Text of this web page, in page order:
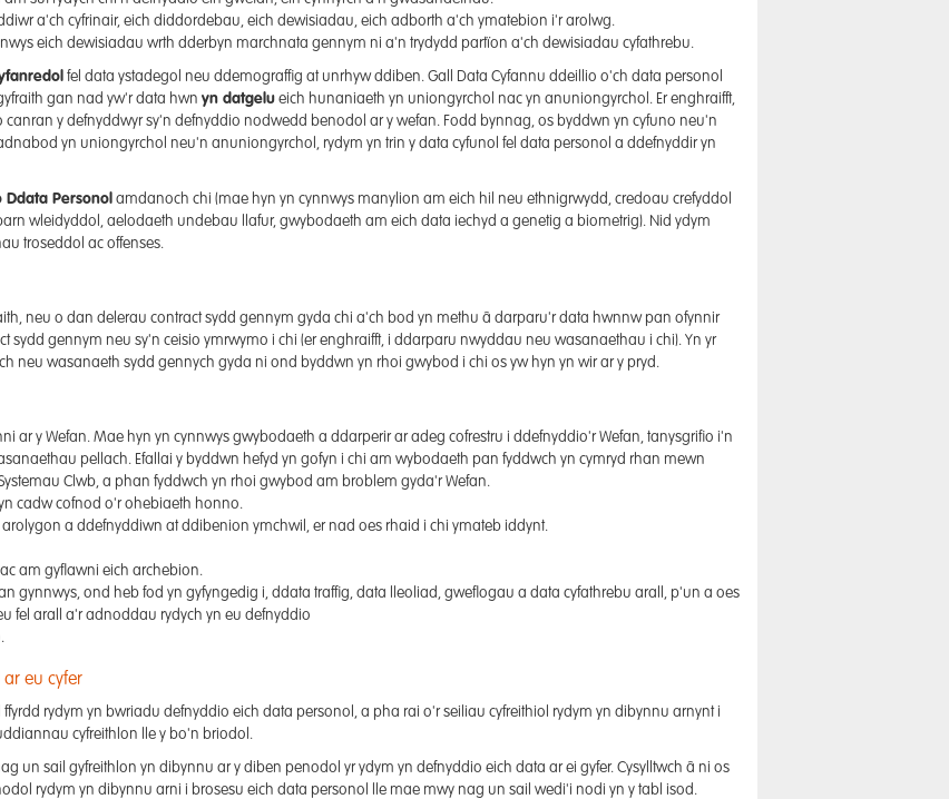
a'ch cyfrinair, eich diddordebau, eich dewisiadau, eich adborth a'ch ymatebion i'r arolwg.
eich dewisiadau wrth dderbyn marchnata gennym ni a'n trydydd partïon a'ch dewisiadau cyfathrebu.
fel data ystadegol neu ddemograffig at unrhyw ddiben. Gall Data Cyfannu ddeillio o'ch data personol
gan nad yw'r data hwn yn datgelu eich hunaniaeth yn uniongyrchol nac yn anuniongyrchol. Er enghraifft,
canran y defnyddwyr sy'n defnyddio nodwedd benodol ar y wefan. Fodd bynnag, os byddwn yn cyfuno neu'n
yn uniongyrchol neu'n anuniongyrchol, rydym yn trin y data cyfunol fel data personol a ddefnyddir yn
Personol amdanoch chi (mae hyn yn cynnwys manylion am eich hil neu ethnigrwydd, credoau crefyddol
wleidyddol, aelodaeth undebau llafur, gwybodaeth am eich data iechyd a genetig a biometrig). Nid ydym
troseddol ac offenses.
neu o dan delerau contract sydd gennym gyda chi a'ch bod yn methu â darparu'r data hwnnw pan ofynnir
gennym neu sy'n ceisio ymrwymo i chi (er enghraifft, i ddarparu nwyddau neu wasanaethau i chi). Yn yr
neu wasanaeth sydd gennych gyda ni ond byddwn yn rhoi gwybod i chi os yw hyn yn wir ar y pryd.
ar y Wefan. Mae hyn yn cynnwys gwybodaeth a ddarperir ar adeg cofrestru i ddefnyddio'r Wefan, tanysgrifio i'n
pellach. Efallai y byddwn hefyd yn gofyn i chi am wybodaeth pan fyddwch yn cymryd rhan mewn
Clwb, a phan fyddwch yn rhoi gwybod am broblem gyda'r Wefan.
cadw cofnod o'r ohebiaeth honno.
a ddefnyddiwn at ddibenion ymchwil, er nad oes rhaid i chi ymateb iddynt.
am gyflawni eich archebion.
gynnwys, ond heb fod yn gyfyngedig i, ddata traffig, data lleoliad, gweflogau a data cyfathrebu arall, p'un a oes
fel arall a'r adnoddau rydych yn eu defnyddio
eu cyfer
rydym yn bwriadu defnyddio eich data personol, a pha rai o'r seiliau cyfreithiol rydym yn dibynnu arnynt i
cyfreithlon lle y bo'n briodol.
un sail gyfreithlon yn dibynnu ar y diben penodol yr ydym yn defnyddio eich data ar ei gyfer. Cysylltwch â ni os
rydym yn dibynnu arni i brosesu eich data personol lle mae mwy nag un sail wedi'i nodi yn y tabl isod.